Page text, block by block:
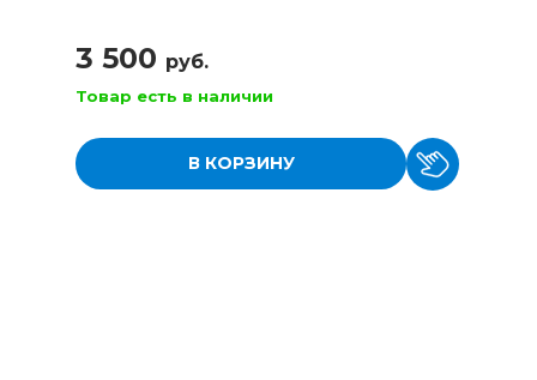
3 500 руб.
Товар есть в наличии
В КОРЗИНУ